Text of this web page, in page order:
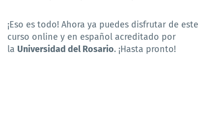
¡Eso es todo! Ahora ya puedes disfrutar de este
curso online y en español acreditado por
la Universidad del Rosario. ¡Hasta pronto!